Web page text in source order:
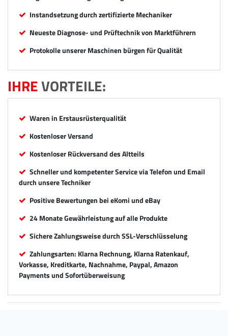
Instandsetzung durch zertifizierte Mechaniker
Neueste Diagnose- und Prüftechnik von Marktführern
Protokolle unserer Maschinen bürgen für Qualität
IHREVORTEILE:
Waren in Erstausrüsterqualität
Kostenloser Versand
Kostenloser Rückversand des Altteils
Schneller und kompetenter Service via Telefon und Email
durch unsere Techniker
Positive Bewertungen bei eKomi und eBay
24 Monate Gewährleistung auf alle Produkte
Sichere Zahlungsweise durch SSL-Verschlüsselung
Zahlungsarten: Klarna Rechnung, Klarna Ratenkauf,
Vorkasse, Kreditkarte, Nachnahme, Paypal, Amazon
Payments und Sofortüberweisung